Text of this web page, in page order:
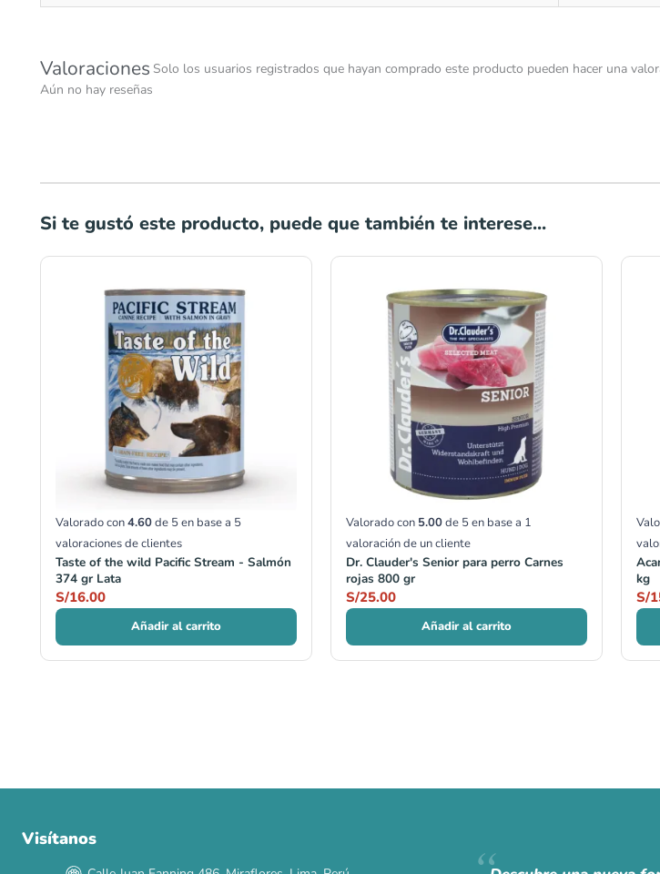
Valoraciones
Aún no hay reseñas
Solo los usuarios registrados que hayan comprado este producto pueden hacer una
Si te gustó este producto, puede que también te interese...
Valorado con4.60de 5 en base a 5
valoraciones de clientes
Taste of the wild Pacific Stream - Salmón
374 gr Lata
S/16.00
Añadir al carrito
Valorado con 5.00de 5 en base a 1
valoración de un cliente
Dr. Clauder's Senior para perro Carnes
rojas 800 gr
S/25.00
Añadir al carrito
kg
S/
Visítanos